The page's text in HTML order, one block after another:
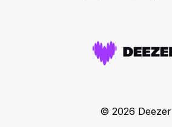
© 2026 Deezer